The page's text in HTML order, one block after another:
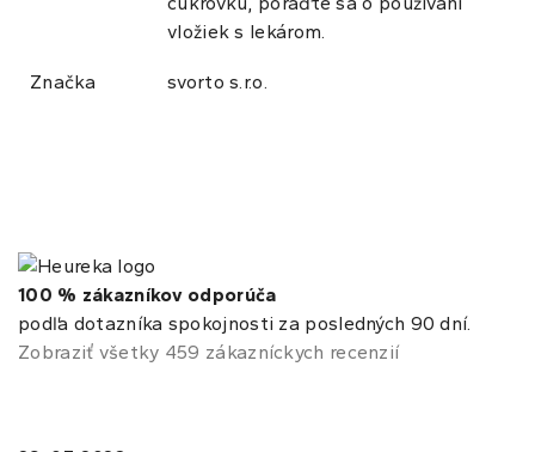
vložiek s lekárom.
Značka svorto s.r.o.
100 % zákazníkov odporúča
podľa dotazníka spokojnosti za posledných 90 dní.
Zobraziť všetky 459 zákazníckych recenzií